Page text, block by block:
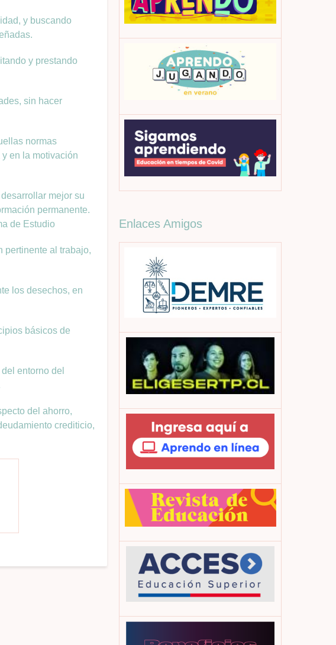
y buscando
y prestando
sin hacer
normas
en la motivación
mejor su
permanente.
de Estudio
pertinente al trabajo,
los desechos, en
básicos de
entorno del
del ahorro,
crediticio,
Enlaces Amigos